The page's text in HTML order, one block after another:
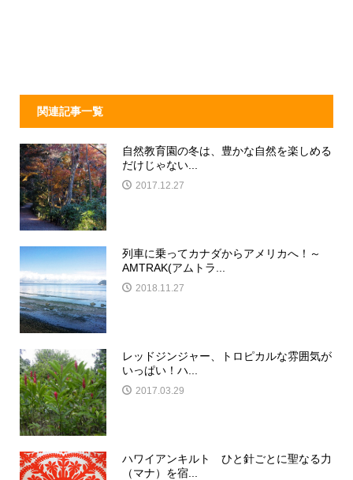
関連記事一覧
自然教育園の冬は、豊かな自然を楽しめる
だけじゃない...
2017.12.27
列車に乗ってカナダからアメリカへ！～
AMTRAK(アムトラ...
2018.11.27
レッドジンジャー、トロピカルな雰囲気が
いっぱい！ハ...
2017.03.29
ハワイアンキルト ひと針ごとに聖なる力
（マナ）を宿...